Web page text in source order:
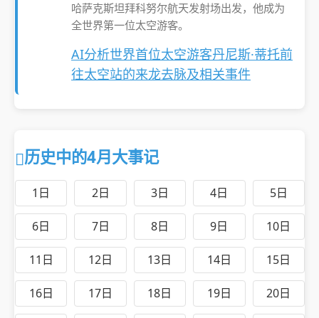
哈萨克斯坦拜科努尔航天发射场出发，他成为
全世界第一位太空游客。
AI分析世界首位太空游客丹尼斯·蒂托前
往太空站的来龙去脉及相关事件
历史中的4月大事记
1日 2日 3日 4日 5日
6日 7日 8日 9日 10日
11日 12日 13日 14日 15日
16日 17日 18日 19日 20日